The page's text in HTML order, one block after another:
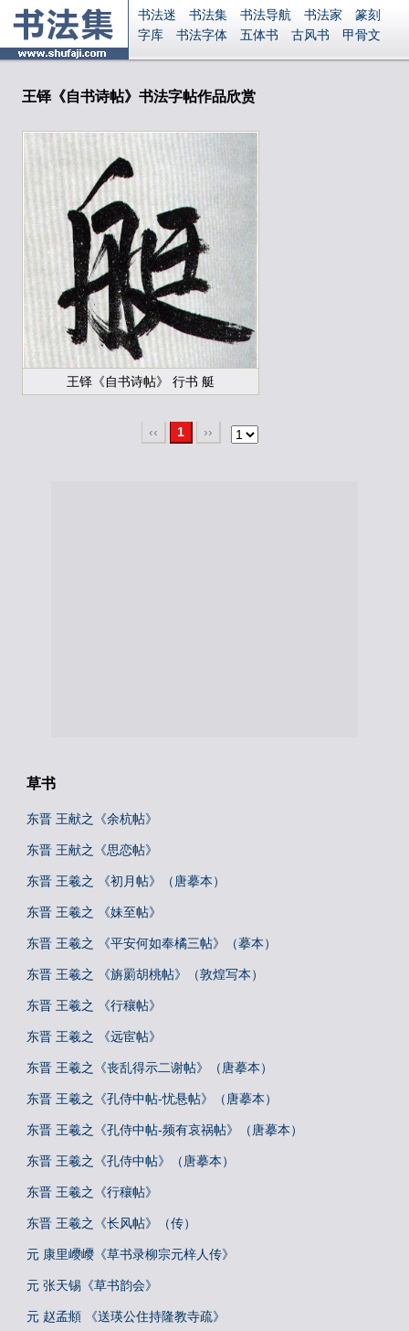
书法迷 书法集 书法导航 书法家
篆刻
字库
书法字体 五体书 古风书
甲骨文
集字
字形 大字 篆刻之家
起名
识字 英语 印章
字体下载
Ai矢量
P图宝
安全网站
显广告 捐赠
王铎《自书诗帖》书法字帖作品欣赏
王铎《自书诗帖》 行书 艇
‹‹ 1 ››
草书
东晋 王献之《余杭帖》
东晋 王献之《思恋帖》
东晋 王羲之 《初月帖》（唐摹本）
东晋 王羲之 《妹至帖》
东晋 王羲之 《平安何如奉橘三帖》（摹本）
东晋 王羲之 《旃罽胡桃帖》（敦煌写本）
东晋 王羲之 《行穰帖》
东晋 王羲之 《远宦帖》
东晋 王羲之《丧乱得示二谢帖》（唐摹本）
东晋 王羲之《孔侍中帖-忧悬帖》（唐摹本）
东晋 王羲之《孔侍中帖-频有哀祸帖》（唐摹本）
东晋 王羲之《孔侍中帖》（唐摹本）
东晋 王羲之《行穰帖》
东晋 王羲之《长风帖》（传）
元 康里巎巎《草书录柳宗元梓人传》
元 张天锡《草书韵会》
元 赵孟頫 《送瑛公住持隆教寺疏》